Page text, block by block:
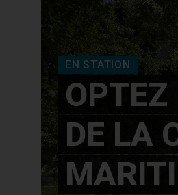
EN STATION
OPTEZ
DE LA